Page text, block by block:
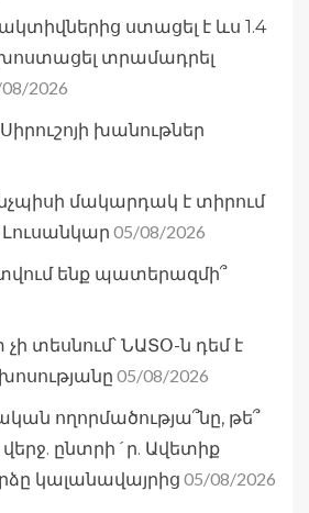
ստացել է ևս 1.4
տրամադրել
2026
խանութներ
մակարդակ է տիրում
05/08/2026
ենք պատերազմի՞
տեսնում՝ ՆԱՏՕ-ն դեմ է
05/08/2026
ողորմածությա՞նը, թե՞
ընտրի´ր. Ավետիք
կալանավայրից 05/08/2026